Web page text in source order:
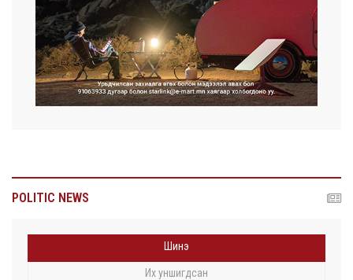
POLITIC NEWS
Шинэ
Их уншигдсан